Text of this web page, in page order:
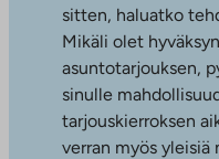
sitten, haluatko
Mikäli olet
asuntotarjouksen,
sinulle
tarjouskierroksen
verran myös yleisiä